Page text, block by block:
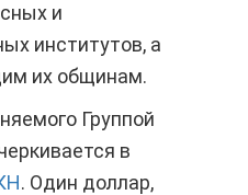
и
институтов, а
их общинам.
Группой
в
. Один доллар,